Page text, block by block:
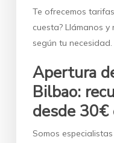
Te ofrecemos
cuesta? Llámanos
según tu necesidad.
Apertura
Bilbao:
desde
Somos